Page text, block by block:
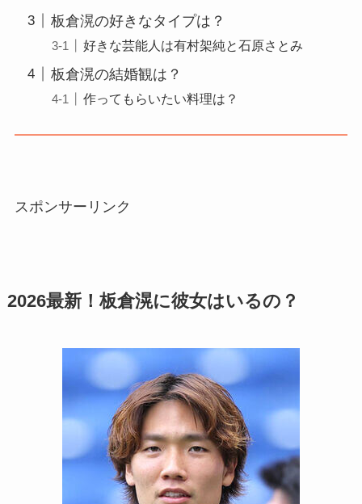
板倉滉の好きなタイプは？
好きな芸能人は有村架純と石原さとみ
板倉滉の結婚観は？
作ってもらいたい料理は？
スポンサーリンク
2026最新！板倉滉に彼女はいるの？